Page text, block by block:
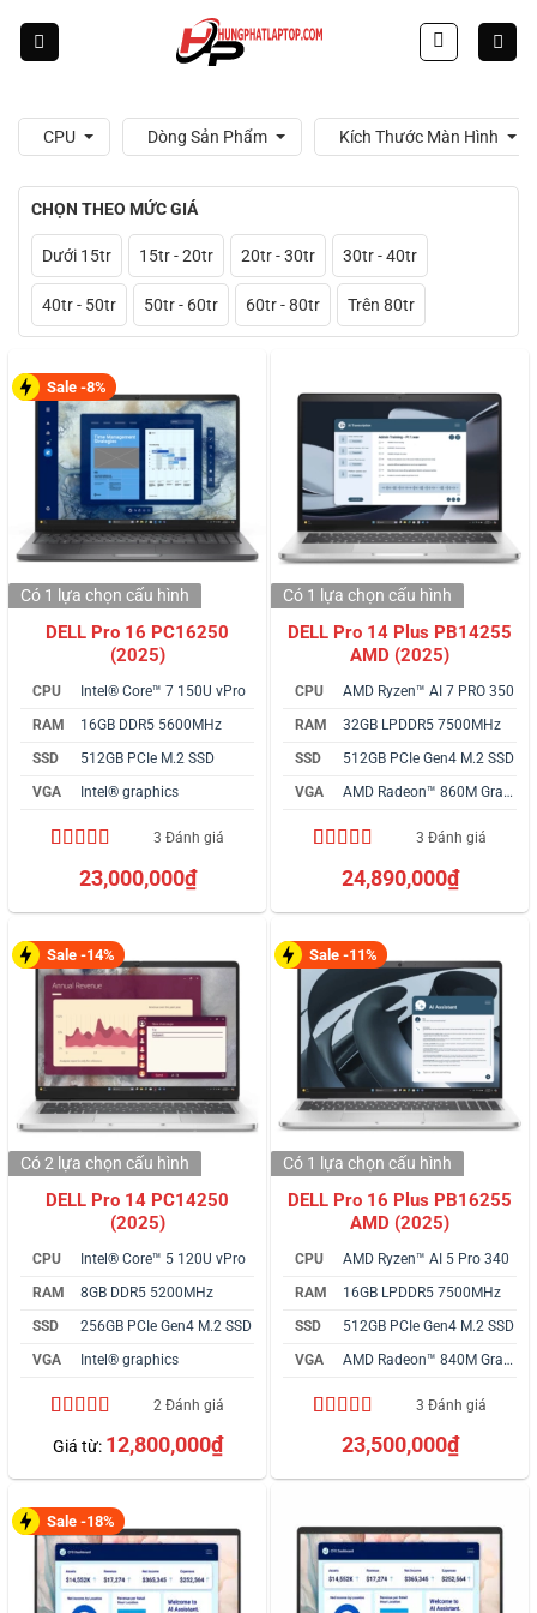
CPU Dòng Sản Phẩm Kích Thước Màn Hình
CHỌN THEO MỨC GIÁ
Dưới 15tr 15tr - 20tr 20tr - 30tr 30tr - 40tr
40tr - 50tr 50tr - 60tr 60tr - 80tr Trên 80tr
Sale -8%
DELL Pro 16 PC16250
(2025)
CPU
Intel® Core™ 7 150U vPro
RAM
16GB DDR5 5600MHz
SSD
512GB PCIe M.2 SSD
VGA
Intel® graphics
4.33trên 5
dựa trên
3 Đánh giá
23,000,000₫
Có 1 lựa chọn cấu hình
DELL Pro 14 Plus PB14255
AMD (2025)
CPU
AMD Ryzen™ AI 7 PRO 350
RAM
32GB LPDDR5 7500MHz
SSD
512GB PCIe Gen4 M.2 SSD
VGA
AMD Radeon™ 860M Graphics
4.33trên 5
dựa trên
3 Đánh giá
24,890,000₫
Có 1 lựa chọn cấu hình
Sale -14%
DELL Pro 14 PC14250
(2025)
CPU
Intel® Core™ 5 120U vPro
RAM
8GB DDR5 5200MHz
SSD
256GB PCIe Gen4 M.2 SSD
VGA
Intel® graphics
trên 5
dựa trên
2 Đánh giá
Giá từ: 12,800,000₫
Có 2 lựa chọn cấu hình
Sale -11%
DELL Pro 16 Plus PB16255
AMD (2025)
CPU
AMD Ryzen™ AI 5 Pro 340
RAM
16GB LPDDR5 7500MHz
SSD
512GB PCIe Gen4 M.2 SSD
VGA
AMD Radeon™ 840M Graphics
5.00trên 5
dựa trên
3 Đánh giá
23,500,000₫
Có 1 lựa chọn cấu hình
Sale -18%